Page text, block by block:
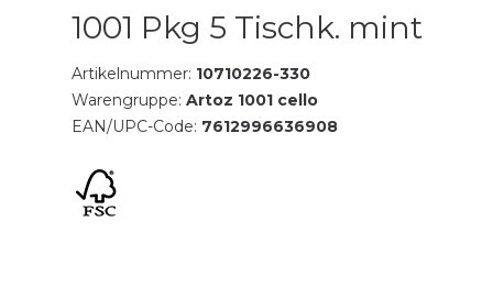
1001 Pkg 5 Tischk. mint
Artikelnummer: 10710226-330
Warengruppe: Artoz 1001 cello
EAN/UPC-Code: 7612996636908